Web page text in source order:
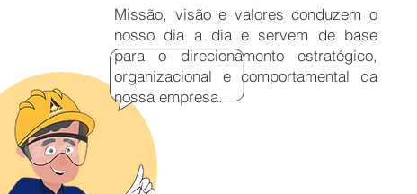
Missão, visão e valores conduzem o
nosso dia a dia e servem de base
para o direcionamento estratégico,
organizacional e comportamental da
nossa empresa.